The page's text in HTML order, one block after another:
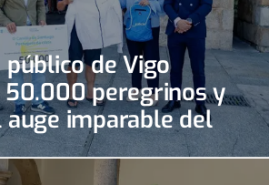
de Vigo
50.000 peregrinos y
imparable del
de la Costa